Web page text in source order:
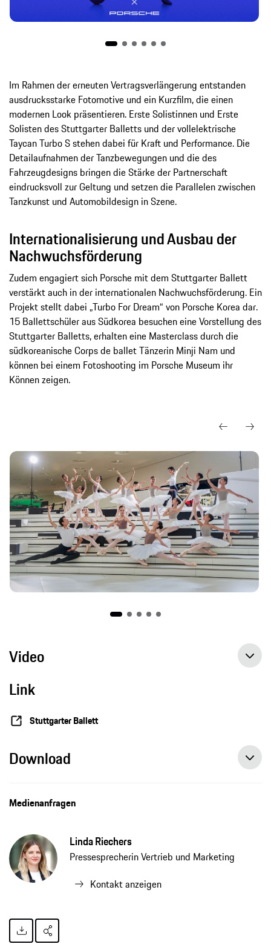
Im Rahmen der erneuten Vertragsverlängerung entstanden
ausdrucksstarke Fotomotive und ein Kurzfilm, die einen
modernen Look präsentieren. Erste Solistinnen und Erste
Solisten des Stuttgarter Balletts und der vollelektrische
Taycan Turbo S stehen dabei für Kraft und Performance. Die
Detailaufnahmen der Tanzbewegungen und die des
Fahrzeugdesigns bringen die Stärke der Partnerschaft
eindrucksvoll zur Geltung und setzen die Parallelen zwischen
Tanzkunst und Automobildesign in Szene.
Internationalisierung und Ausbau der
Nachwuchsförderung
Zudem engagiert sich Porsche mit dem Stuttgarter Ballett
verstärkt auch in der internationalen Nachwuchsförderung. Ein
Projekt stellt dabei „Turbo For Dream“ von Porsche Korea dar.
15 Ballettschüler aus Südkorea besuchen eine Vorstellung des
Stuttgarter Balletts, erhalten eine Masterclass durch die
südkoreanische Corps de ballet Tänzerin Minji Nam und
können bei einem Fotoshooting im Porsche Museum ihr
Können zeigen.
Video
Link
Stuttgarter Ballett
Download
Medienanfragen
Linda Riechers
Pressesprecherin Vertrieb und Marketing
Kontakt anzeigen